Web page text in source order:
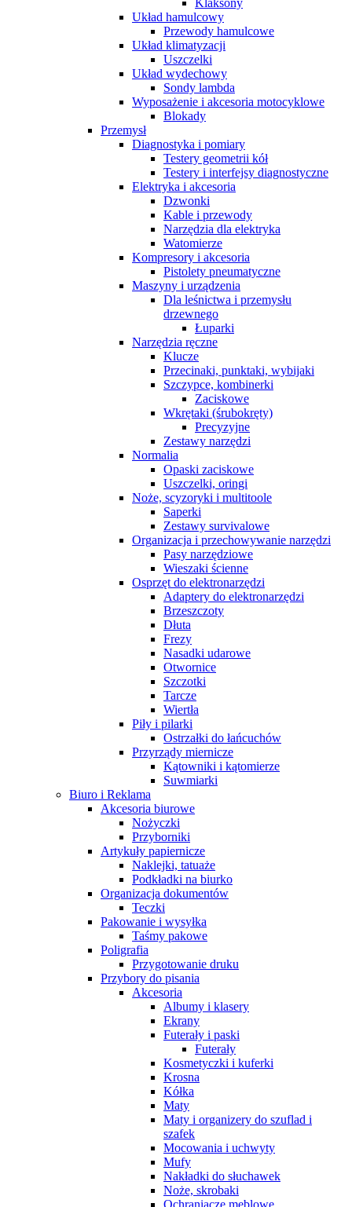
Klaksony
Układ hamulcowy
Przewody hamulcowe
Układ klimatyzacji
Uszczelki
Układ wydechowy
Sondy lambda
Wyposażenie i akcesoria motocyklowe
Blokady
Przemysł
Diagnostyka i pomiary
Testery geometrii kół
Testery i interfejsy diagnostyczne
Elektryka i akcesoria
Dzwonki
Kable i przewody
Narzędzia dla elektryka
Watomierze
Kompresory i akcesoria
Pistolety pneumatyczne
Maszyny i urządzenia
Dla leśnictwa i przemysłu
drzewnego
Łuparki
Narzędzia ręczne
Klucze
Przecinaki, punktaki, wybijaki
Szczypce, kombinerki
Zaciskowe
Wkrętaki (śrubokręty)
Precyzyjne
Zestawy narzędzi
Normalia
Opaski zaciskowe
Uszczelki, oringi
Noże, scyzoryki i multitoole
Saperki
Zestawy survivalowe
Organizacja i przechowywanie narzędzi
Pasy narzędziowe
Wieszaki ścienne
Osprzęt do elektronarzędzi
Adaptery do elektronarzędzi
Brzeszczoty
Dłuta
Frezy
Nasadki udarowe
Otwornice
Szczotki
Tarcze
Wiertła
Piły i pilarki
Ostrzałki do łańcuchów
Przyrządy miernicze
Kątowniki i kątomierze
Suwmiarki
Biuro i Reklama
Akcesoria biurowe
Nożyczki
Przyborniki
Artykuły papiernicze
Naklejki, tatuaże
Podkładki na biurko
Organizacja dokumentów
Teczki
Pakowanie i wysyłka
Taśmy pakowe
Poligrafia
Przygotowanie druku
Przybory do pisania
Akcesoria
Albumy i klasery
Ekrany
Futerały i paski
Futerały
Kosmetyczki i kuferki
Krosna
Kółka
Maty
Maty i organizery do szuflad i
szafek
Mocowania i uchwyty
Mufy
Nakładki do słuchawek
Noże, skrobaki
Ochraniacze meblowe